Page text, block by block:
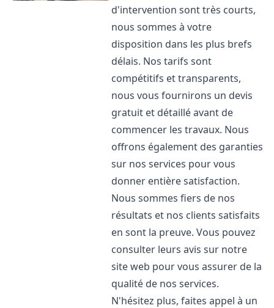
d'intervention sont très courts,
nous sommes à votre
disposition dans les plus brefs
délais. Nos tarifs sont
compétitifs et transparents,
nous vous fournirons un devis
gratuit et détaillé avant de
commencer les travaux. Nous
offrons également des garanties
sur nos services pour vous
donner entière satisfaction.
Nous sommes fiers de nos
résultats et nos clients satisfaits
en sont la preuve. Vous pouvez
consulter leurs avis sur notre
site web pour vous assurer de la
qualité de nos services.
N'hésitez plus, faites appel à un